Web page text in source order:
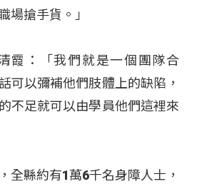
場搶手貨。」
霞：「我們就是一個團隊合
可以彌補他們肢體上的缺陷，
不足就可以由學員他們這裡來
全縣約有1萬6千名身障人士，